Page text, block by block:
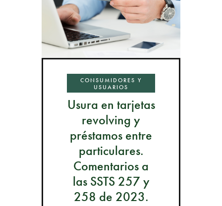
CONSUMIDORES Y
USUARIOS
Usura en tarjetas
revolving y
préstamos entre
particulares.
Comentarios a
las SSTS 257 y
258 de 2023.